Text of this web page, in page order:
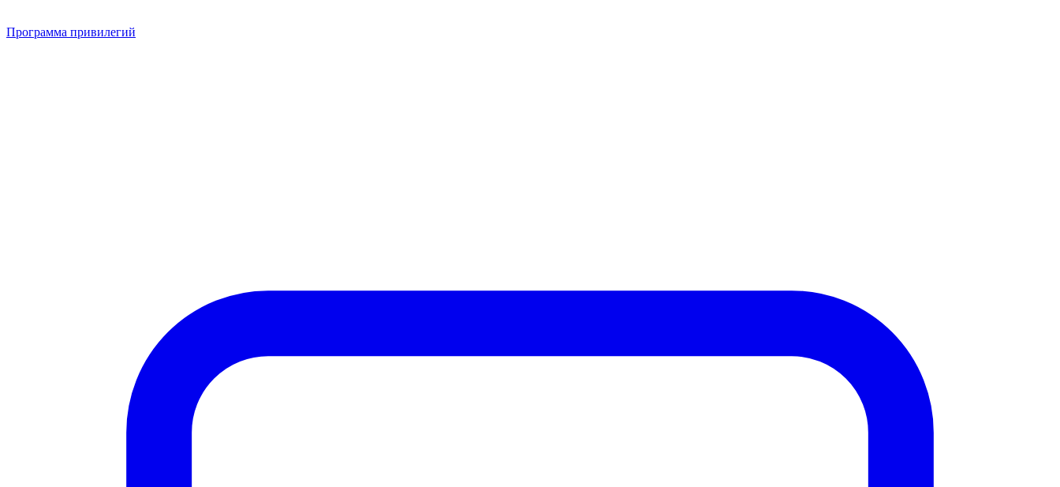
Программа привилегий